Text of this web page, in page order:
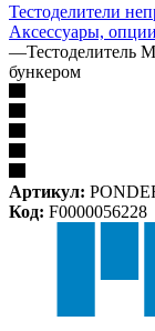
Тестоделители
Аксессуары, опции
—Тестоделитель
бункером
Артикул:
Код: F0000056228